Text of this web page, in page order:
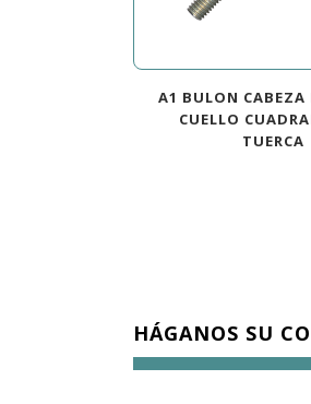
A1 BULON CABEZA
CUELLO
TUERCA
HÁGANOS SU